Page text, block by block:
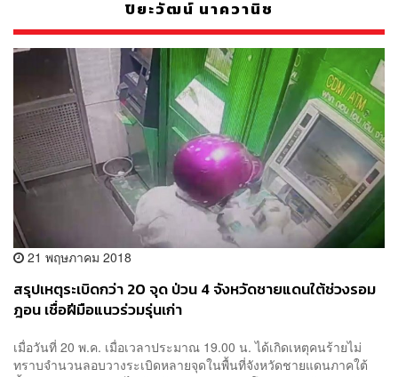
ปิยะวัฒน์ นาควานิช
21 พฤษภาคม 2018
สรุปเหตุระเบิดกว่า 20 จุด ป่วน 4 จังหวัดชายแดนใต้ช่วงรอม
ฎอน เชื่อฝีมือแนวร่วมรุ่นเก่า
เมื่อวันที่ 20 พ.ค. เมื่อเวลาประมาณ 19.00 น. ได้เกิดเหตุคนร้ายไม่
ทราบจำนวนลอบวางระเบิดหลายจุดในพื้นที่จังหวัดชายแดนภาคใต้